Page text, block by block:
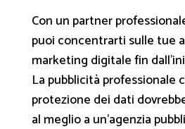
Con un partner
puoi concentrarti sulle tue
marketing digitale fin
La pubblicità professionale
protezione dei dati
al meglio a un'agenzia